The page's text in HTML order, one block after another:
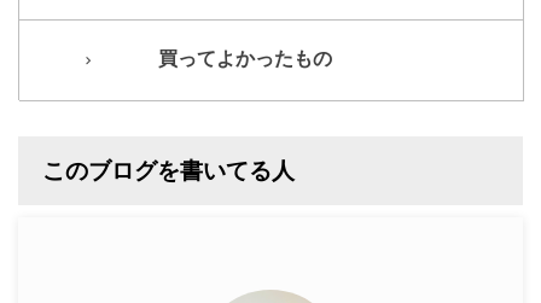
買ってよかったもの
このブログを書いてる人